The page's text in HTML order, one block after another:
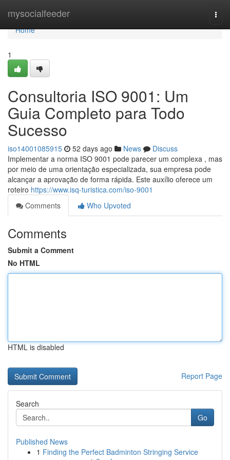
mysocialfeeder
Home
Home
1
Consultoria ISO 9001: Um
Guia Completo para Todo
Sucesso
iso14001085915 52 days ago News
Discuss
Implementar a norma ISO 9001 pode parecer um complexa , mas
por meio de uma orientação especializada, sua empresa pode
alcançar a aprovação de forma rápida. Este auxílio oferece um
roteiro https://www.isq-turistica.com/iso-9001
Comments
Who Upvoted
Comments
Submit a Comment
No HTML
HTML is disabled
Report Page
Search
Go
Published News
1 Finding the Perfect Badminton Stringing Service